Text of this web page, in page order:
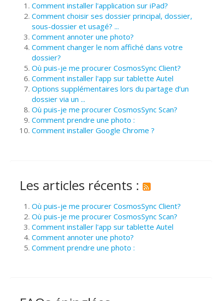
Comment installer l'application sur iPad?
Comment choisir ses dossier principal, dossier,
sous-dossier et usagé? ...
Comment annoter une photo?
Comment changer le nom affiché dans votre
dossier?
Où puis-je me procurer CosmosSync Client?
Comment installer l'app sur tablette Autel
Options supplémentaires lors du partage d’un
dossier via un ...
Où puis-je me procurer CosmosSync Scan?
Comment prendre une photo :
Comment installer Google Chrome ?
Les articles récents :
Où puis-je me procurer CosmosSync Client?
Où puis-je me procurer CosmosSync Scan?
Comment installer l'app sur tablette Autel
Comment annoter une photo?
Comment prendre une photo :